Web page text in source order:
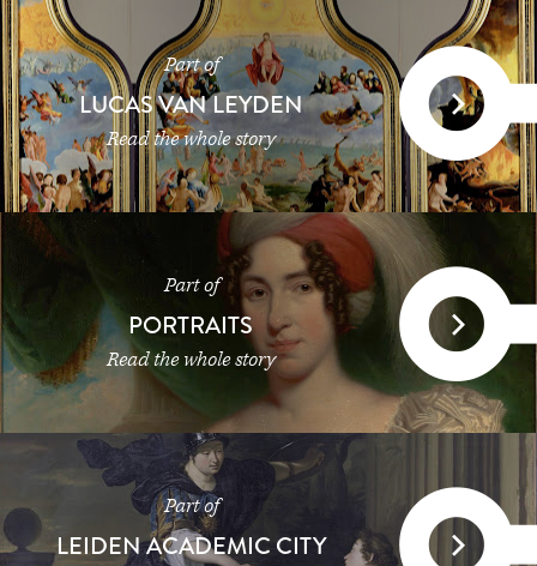
Part of
LUCAS VAN LEYDEN
Read the whole story
Part of
PORTRAITS
Read the whole story
Part of
LEIDEN ACADEMIC CITY